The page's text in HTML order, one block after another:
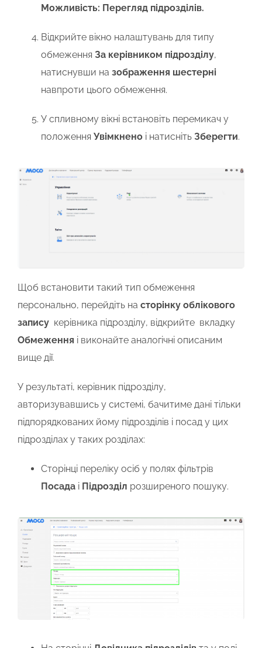
Можливість: Перегляд підрозділів.
Відкрийте вікно налаштувань для типу
обмеження За керівником підрозділу,
натиснувши на зображення шестерні
навпроти цього обмеження.
У спливному вікні встановіть перемикач у
положення Увімкнено і натисніть Зберегти.
Щоб встановити такий тип обмеження
персонально, перейдіть на сторінку облікового
запису керівника підрозділу, відкрийте вкладку
Обмеження і виконайте аналогічні описаним
вище дії.
У результаті, керівник підрозділу,
авторизувавшись у системі, бачитиме дані тільки
підпорядкованих йому підрозділів і посад у цих
підрозділах у таких розділах:
Сторінці переліку осіб у полях фільтрів
Посада і Підрозділ розширеного пошуку.